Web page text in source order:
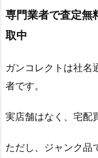
専門業者で査定無
取中
ガンコレクトは社名
者です。
実店舗はなく、宅配
ただし、ジャンク品